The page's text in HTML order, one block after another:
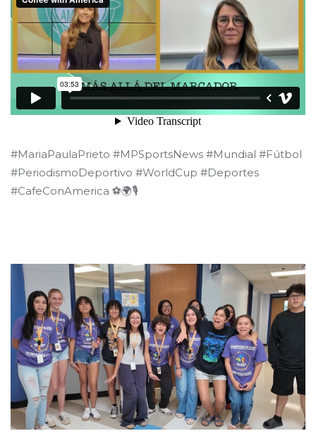
#MariaPaulaPrieto #MPSportsNews #Mundial #Fútbol
#PeriodismoDeportivo #WorldCup #Deportes
#CafeConAmerica ⚽🌍🎙️